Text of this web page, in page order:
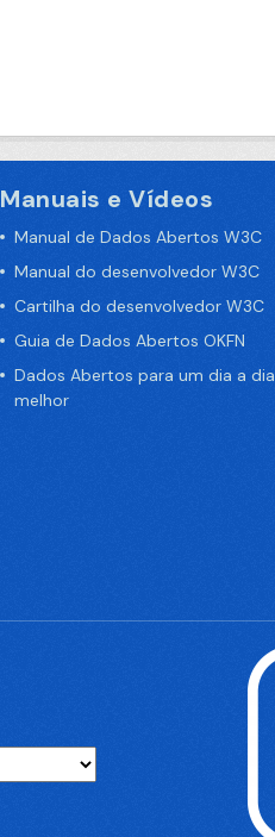
Manuais e Vídeos
Manual de Dados Abertos W3C
Manual do desenvolvedor W3C
Cartilha do desenvolvedor W3C
Guia de Dados Abertos OKFN
Dados Abertos para um dia a dia
melhor